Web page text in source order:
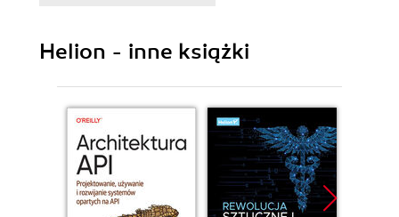
Która wersja Apache? (36)
Unix (42)
Nowe funkcje Apache 2 (53)
Instalacja Apache 2.0 w systemie Unix (56)
Apache w systemach Windows (57)
Rozdział 2. Konfiguracja serwera Apache - odsłona
Helion - inne książki